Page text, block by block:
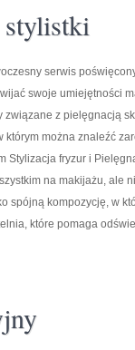
stylistki
serwis
swoje umiejętności
związane z pielęgnacją
którym można znaleźć
Stylizacja fryzur i
na makijażu, ale
spójną kompozycję, w
które pomaga